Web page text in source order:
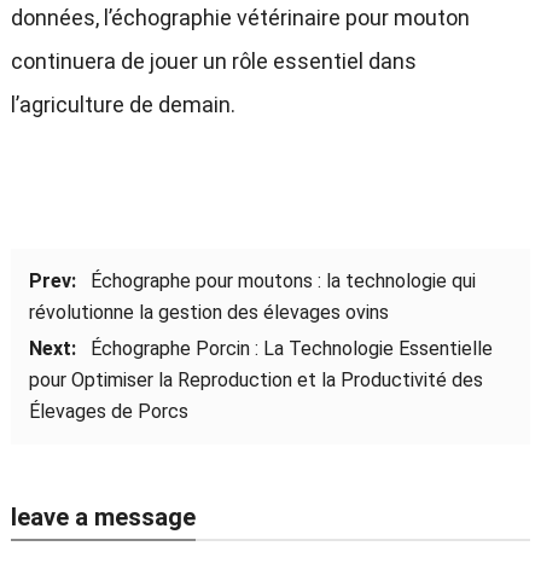
données, l’échographie vétérinaire pour mouton
continuera de jouer un rôle essentiel dans
l’agriculture de demain.
Prev:
Échographe pour moutons : la technologie qui
révolutionne la gestion des élevages ovins
Next:
Échographe Porcin : La Technologie Essentielle
pour Optimiser la Reproduction et la Productivité des
Élevages de Porcs
leave a message